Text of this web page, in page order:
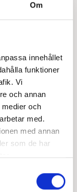
Om
innehållet
funktioner
Vi
och annan
och
med.
med annan
som de har